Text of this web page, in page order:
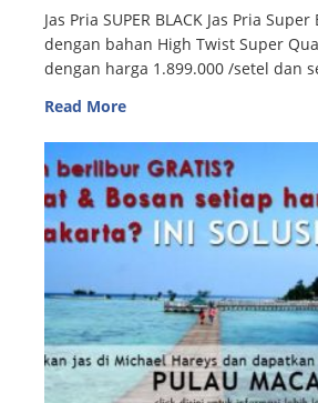
Jas Pria SUPER BLACK Jas Pria
dengan bahan High Twist Super
dengan harga 1.899.000 /setel dan
Read More